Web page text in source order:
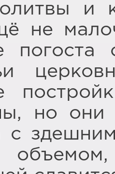
и
не
погоста
но они
с